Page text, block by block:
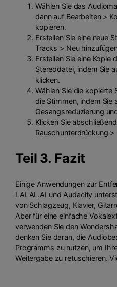
Wählen Sie das
dann auf Bearbeiten >
kopieren.
Erstellen Sie eine neue
Tracks > Neu
Erstellen Sie eine Kopie
Stereodatei, indem Sie
klicken.
Wählen Sie die kopierte
die Stimmen, indem Sie
Gesangsreduzierung
Klicken Sie
Rauschunterdrückung >
Teil 3. Fazit
Einige Anwendungen zur
LALAL.AI und Audacity
von Schlagzeug, Klavier,
Aber für eine einfache
verwenden Sie den
denken Sie daran, die
Programms zu nutzen, um
Weitergabe zu retuschieren.